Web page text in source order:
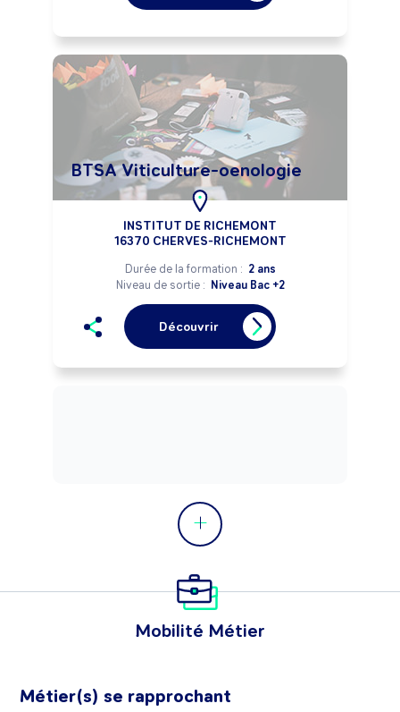
BTSA Viticulture-oenologie
INSTITUT DE RICHEMONT
16370 CHERVES-RICHEMONT
Durée de la formation : 2 ans
Niveau de sortie : Niveau Bac +2
Découvrir
Mobilité Métier
Métier(s) se rapprochant